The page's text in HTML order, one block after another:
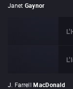
Janet Gaynor
J. Farrell MacDonald